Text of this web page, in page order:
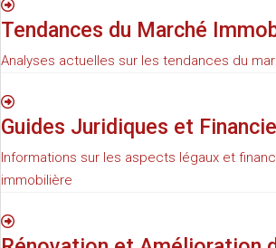
Tendances du Marché
Analyses actuelles sur les tendances du
Guides Juridiques et
Informations sur les aspects légaux et
immobilière